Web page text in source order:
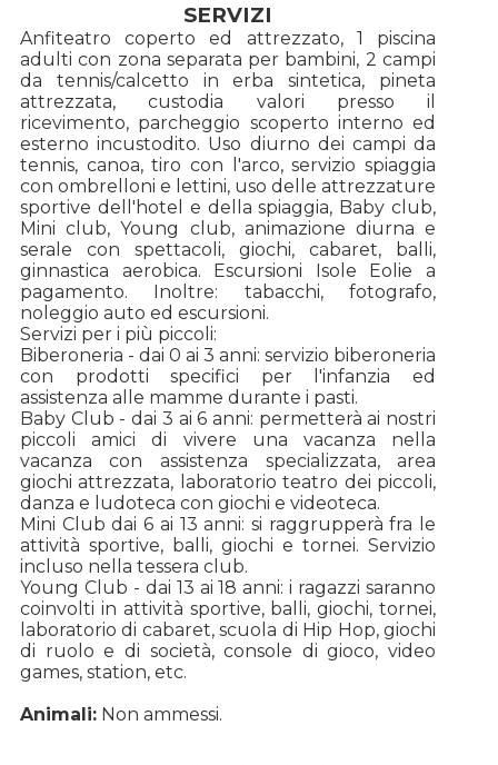
SERVIZI
Anfiteatro coperto ed attrezzato, 1 piscina
adulti con zona separata per bambini, 2 campi
da tennis/calcetto in erba sintetica, pineta
attrezzata, custodia valori presso il
ricevimento, parcheggio scoperto interno ed
esterno incustodito. Uso diurno dei campi da
tennis, canoa, tiro con l'arco, servizio spiaggia
con ombrelloni e lettini, uso delle attrezzature
sportive dell'hotel e della spiaggia, Baby club,
Mini club, Young club, animazione diurna e
serale con spettacoli, giochi, cabaret, balli,
ginnastica aerobica. Escursioni Isole Eolie a
pagamento. Inoltre: tabacchi, fotografo,
noleggio auto ed escursioni.
Servizi per i più piccoli:
Biberoneria - dai 0 ai 3 anni: servizio biberoneria
con prodotti specifici per l'infanzia ed
assistenza alle mamme durante i pasti.
Baby Club - dai 3 ai 6 anni: permetterà ai nostri
piccoli amici di vivere una vacanza nella
vacanza con assistenza specializzata, area
giochi attrezzata, laboratorio teatro dei piccoli,
danza e ludoteca con giochi e videoteca.
Mini Club dai 6 ai 13 anni: si raggrupperà fra le
attività sportive, balli, giochi e tornei. Servizio
incluso nella tessera club.
Young Club - dai 13 ai 18 anni: i ragazzi saranno
coinvolti in attività sportive, balli, giochi, tornei,
laboratorio di cabaret, scuola di Hip Hop, giochi
di ruolo e di società, console di gioco, video
games, station, etc.
Animali:Non ammessi.